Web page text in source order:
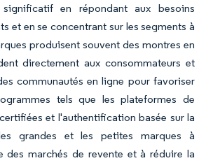
en répondant aux besoins
et en se concentrant sur les segments à
produisent souvent des montres en
directement aux consommateurs et
communautés en ligne pour favoriser
tels que les plateformes de
et l'authentification basée sur la
grandes et les petites marques à
des marchés de revente et à réduire la